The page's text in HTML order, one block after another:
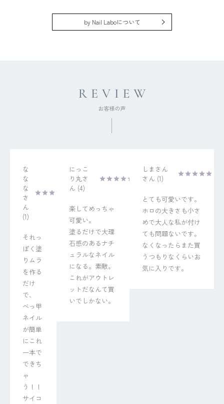
by Nail Laboについて
な
な
な
1
それっ
ぽく塗
りムラ
を作る
だけ
で、
べっ甲
ネイル
が簡単
にこれ
一本で
できち
ゃ
う！！
サイコ
にっこ
り丸
4
楽してめっちゃ
可愛い。
塗るだけで大理
石感のあるナチ
ュラルなネイル
になる。素敵。
これがアウトレ
ットだなんて買
いでしかない。
しまさん
1
とても可愛いです。
ホロの大きさも小さ
めで大人な私が付け
ても問題ないです。
なくなったらまた買
うつもりなくらいお
気に入りです。